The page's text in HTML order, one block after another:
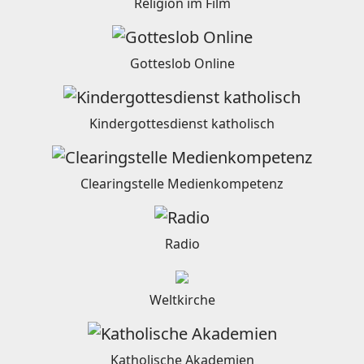
Gotteslob Online
Kindergottesdienst katholisch
Clearingstelle Medienkompetenz
Radio
Weltkirche
Katholische Akademien